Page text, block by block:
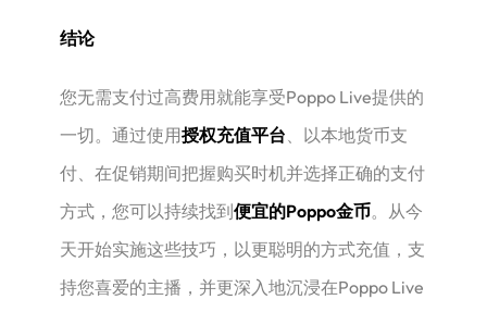
结论
您无需支付过高费用就能享受Poppo Live提供的
一切。通过使用授权充值平台 、以本地货币支
付、在促销期间把握购买时机并选择正确的支付
方式，您可以持续找到便宜的Poppo金币。从今
天开始实施这些技巧，以更聪明的方式充值，支
持您喜爱的主播，并更深入地沉浸在Poppo Live